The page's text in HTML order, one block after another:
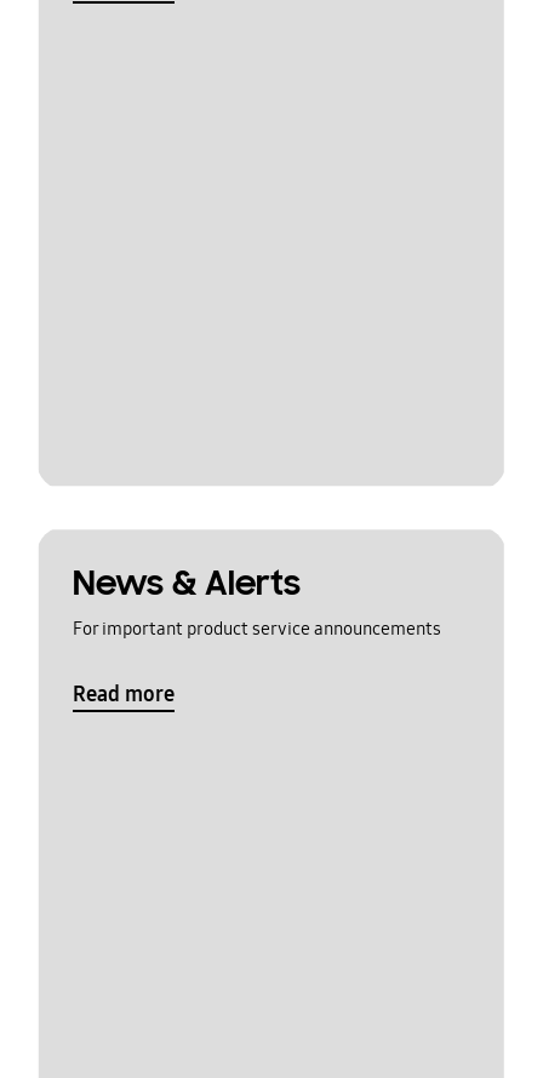
News & Alerts
For important product service announcements
Read more